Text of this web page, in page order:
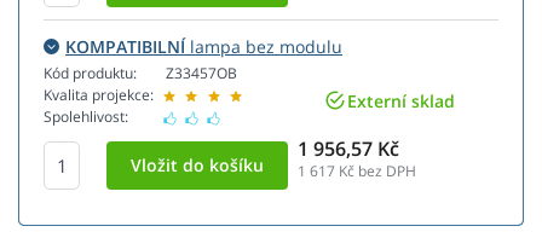
KOMPATIBILNÍlampa bez modulu
Kód produktu:
Kvalita projekce:
Spolehlivost:
Z33457OB
Externí sklad
1 956,57 Kč
1 617 Kč bez DPH